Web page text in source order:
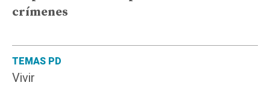
TEMAS PD
Vivir
crímenes